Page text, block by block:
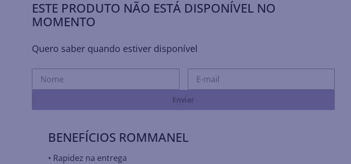
ESTE PRODUTO NÃO ESTÁ DISPONÍVEL NO
MOMENTO
Quero saber quando estiver disponível
Enviar
BENEFÍCIOS ROMMANEL
• Rapidez na entrega